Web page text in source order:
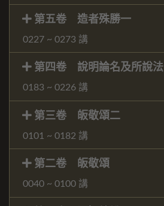
第五卷 造者殊勝一
0227 ~ 0273 講
第四卷 說明論名及所說法
0183 ~ 0226 講
第三卷 皈敬頌二
0101 ~ 0182 講
第二卷 皈敬頌
0040 ~ 0100 講